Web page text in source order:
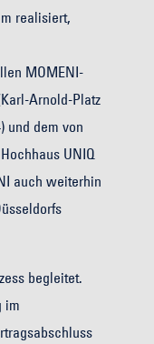
realisiert,
MOMENI-
Arnold-Platz
und dem von
UNIQ
auch weiterhin
begleitet.
im